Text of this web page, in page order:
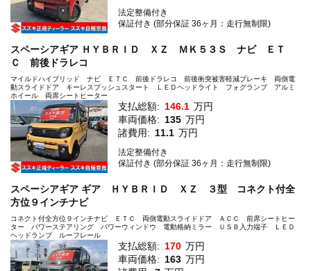
法定整備付き
保証付き (部分保証 36ヶ月：走行無制限)
スペーシアギア ＨＹＢＲＩＤ ＸＺ ＭＫ５３Ｓ ナビ ＥＴ
Ｃ 前後ドラレコ
マイルドハイブリッド ナビ ＥＴＣ 前後ドラレコ 前後衝突被害軽減ブレーキ 両側電
動スライドドア キーレスプッシュスタート ＬＥＤヘッドライト フォグランプ アルミ
ホイール 両席シートヒーター
支払総額: 146.1 万円
車両価格: 135 万円
諸費用: 11.1 万円
法定整備付き
保証付き (部分保証 36ヶ月：走行無制限)
スペーシアギア ギア ＨＹＢＲＩＤ ＸＺ ３型 コネクト付全
方位９インチナビ
コネクト付全方位９インチナビ ＥＴＣ 両側電動スライドドア ＡＣＣ 前席シートヒー
ター パワーステアリング パワーウィンドウ 電動格納ミラー ＵＳＢ入力端子 ＬＥＤ
ヘッドランプ ルーフレール
支払総額: 170 万円
車両価格: 163 万円